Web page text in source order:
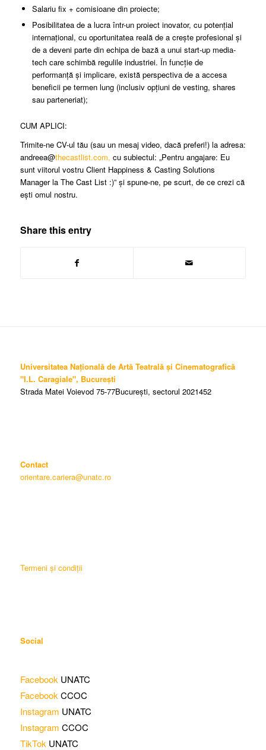
Salariu fix + comisioane din proiecte;
Posibilitatea de a lucra într-un proiect inovator, cu potențial
internațional, cu oportunitatea reală de a crește profesional și
de a deveni parte din echipa de bază a unui start-up media-
tech care schimbă regulile industriei. În funcție de
performanță și implicare, există perspectiva de a accesa
beneficii pe termen lung (inclusiv opțiuni de vesting, shares
sau parteneriat);
CUM APLICI:
Trimite-ne CV-ul tău (sau un mesaj video, dacă preferi!) la adresa:
andreea@thecastlist.com, cu subiectul: „Pentru angajare: Eu
sunt viitorul vostru Client Happiness & Casting Solutions
Manager la The Cast List :)” și spune-ne, pe scurt, de ce crezi că
ești omul nostru.
Share this entry
Universitatea Națională de Artă Teatrală și Cinematografică
"I.L. Caragiale", București
Strada Matei Voievod 75-77București, sectorul 2021452
Contact
orientare.cariera@unatc.ro
Termeni și condiții
Social
Facebook UNATC
Facebook CCOC
Instagram UNATC
Instagram CCOC
TikTok UNATC